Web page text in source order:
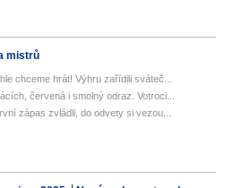
mistrů
chceme hrát! Výhru zařídili sváteč...
červená i smolný odraz. Votroci...
zápas zvládli, do odvety si vezou...